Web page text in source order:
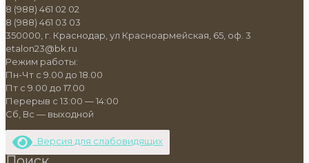
8 (988) 461 02 02
8 (988) 461 03 03
350000, г. Краснодар, ул Красноармейская, 65, оф. 3
etalon23@bk.ru
Режим работы:
Пн-Чт с 9.00 до 18.00
Пт с 9.00 до 17.00
Перерыв с 13:00 — 14:00
Сб, Вс — выходной
Версия для слабовидящих